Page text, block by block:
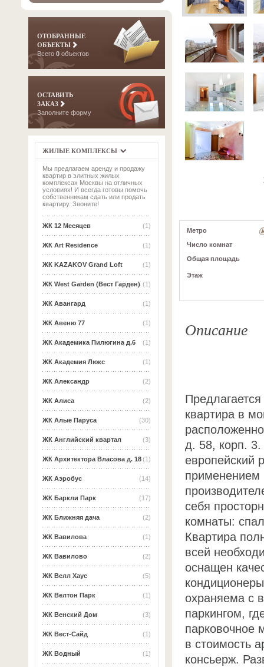
ОТОБРАННЫЕ
ОБЪЕКТЫ
Всего 0 объектов
ОСТАВИТЬ
ЗАКАЗ
Заполните форму
ЖИЛЫЕ КОМПЛЕКСЫ
Мы предлагаем аренду и продажу
квартир в элитных жилых
комплексах Москвы на отличных
условиях! И всегда готовы помочь
собственникам сдать или продать
квартиру. Звоните!
(1)
ЖК 12 Месяцев
(1)
ЖК Art Residence
(1)
ЖК KAZAKOV Grand Loft
(1)
ЖК West Garden (Вест Гарден)
(1)
ЖК Авангард
(1)
ЖК Авеню 77
(1)
ЖК Академика Пилюгина д.6
(1)
ЖК Академия Люкс
(2)
ЖК Александр
(2)
ЖК Алиса
(30)
ЖК Алые Паруса
(3)
ЖК Английский квартал
(1)
ЖК Архитектора Власова д. 18
(14)
ЖК Аэробус
(17)
ЖК Баркли Парк
(2)
ЖК Ближняя дача
(1)
ЖК Вавилова
(2)
ЖК Вавилово
(5)
ЖК Велл Хаус
(1)
ЖК Велтон Парк
(3)
ЖК Венский Дом
(1)
ЖК Вест-Сайд
(1)
ЖК Водный
Метро
Число комнат
Общая площадь
Этаж
Описание
квартира в
д. 58, корп.
европейский
применением
себя
комнаты:
Квартира
всей
оснащен
охраняема с
паркингом,
парковочное
в стоимость
консьерж.